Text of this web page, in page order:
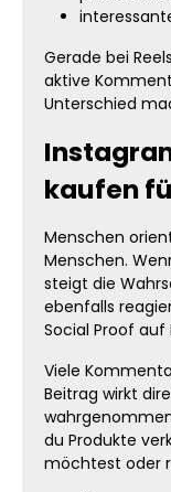
Gerade bei
aktive
Unterschied
kaufen
Menschen
Menschen.
steigt die
ebenfalls
Social Proof
Viele
Beitrag wirkt
du Produkte
möchtest oder